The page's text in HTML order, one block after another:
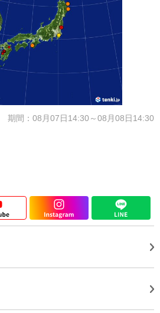
期間：08月07日14:30～08月08日14:30